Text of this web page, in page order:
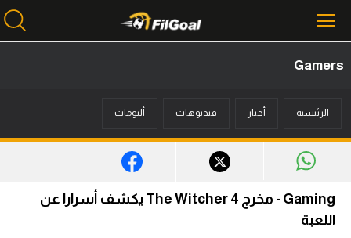
أخبار
ميركاتو
Gamers
الرئيسية أخبار فيديوهات ألبومات
Gaming - مخرج The Witcher 4 يكشف أسرارا عن
اللعبة